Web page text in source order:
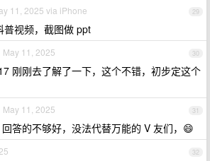
29
11, 2025 via iPhone
普视频，截图做 ppt
30
May 11, 2025
刚刚去了解了一下，这个不错，初步定这个
31
May 11, 2025
答的不够好，没法代替万能的 V 友们，😄
32